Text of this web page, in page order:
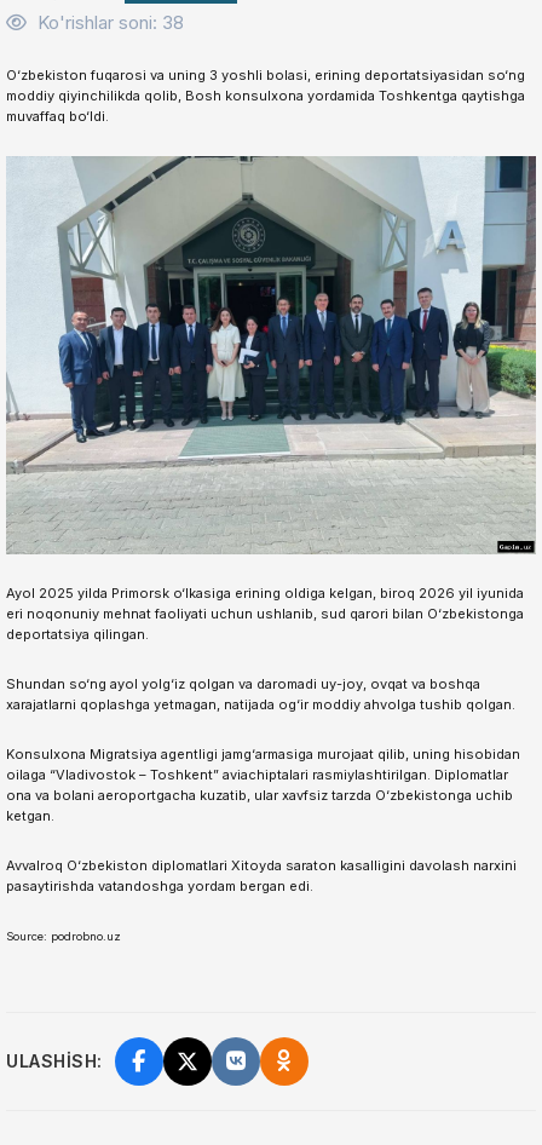
Ko'rishlar soni: 38
O‘zbekiston fuqarosi va uning 3 yoshli bolasi, erining deportatsiyasidan so‘ng
moddiy qiyinchilikda qolib, Bosh konsulxona yordamida Toshkentga qaytishga
muvaffaq bo‘ldi.
Ayol 2025 yilda Primorsk o‘lkasiga erining oldiga kelgan, biroq 2026 yil iyunida
eri noqonuniy mehnat faoliyati uchun ushlanib, sud qarori bilan O‘zbekistonga
deportatsiya qilingan.
Shundan so‘ng ayol yolg‘iz qolgan va daromadi uy-joy, ovqat va boshqa
xarajatlarni qoplashga yetmagan, natijada og‘ir moddiy ahvolga tushib qolgan.
Konsulxona Migratsiya agentligi jamg‘armasiga murojaat qilib, uning hisobidan
oilaga “Vladivostok – Toshkent” aviachiptalari rasmiylashtirilgan. Diplomatlar
ona va bolani aeroportgacha kuzatib, ular xavfsiz tarzda O‘zbekistonga uchib
ketgan.
Avvalroq O‘zbekiston diplomatlari Xitoyda saraton kasalligini davolash narxini
pasaytirishda vatandoshga yordam bergan edi.
Source: podrobno.uz
ULASHISH: